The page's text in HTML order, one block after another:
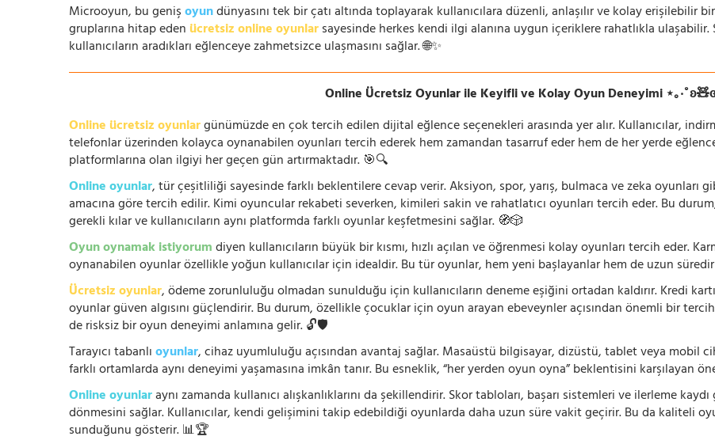
Microoyun, bu genişoyundünyasını tek bir çatı altında toplayarak kullanıcılara düzenli, anlaşılır ve kolay erişilebilir
gruplarına hitap eden ücretsiz online oyunlarsayesinde herkes kendi ilgi alanına uygun içeriklere rahatlıkla ulaşabilir.
kullanıcıların aradıkları eğlenceye zahmetsizce ulaşmasını sağlar. 🌐✨
Online Ücretsiz Oyunlar ile Keyifli ve Kolay Oyun Deneyimi ⋆｡
Online ücretsiz oyunlargünümüzde en çok tercih edilen dijital eğlence seçenekleri arasında yer alır. Kullanıcılar,
telefonlar üzerinden kolayca oynanabilen oyunları tercih ederek hem zamandan tasarruf eder hem de her yerde
platformlarına olan ilgiyi her geçen gün artırmaktadır. 🎯🔍
Online oyunlar, tür çeşitliliği sayesinde farklı beklentilere cevap verir. Aksiyon, spor, yarış, bulmaca ve zeka oyunları
amacına göre tercih edilir. Kimi oyuncular rekabeti severken, kimileri sakin ve rahatlatıcı oyunları tercih eder. Bu
gerekli kılar ve kullanıcıların aynı platformda farklı oyunlar keşfetmesini sağlar. 🧭🎲
Oyun oynamak istiyorumdiyen kullanıcıların büyük bir kısmı, hızlı açılan ve öğrenmesi kolay oyunları tercih eder.
oynanabilen oyunlar özellikle yoğun kullanıcılar için idealdir. Bu tür oyunlar, hem yeni başlayanlar hem de uzun
Ücretsiz oyunlar, ödeme zorunluluğu olmadan sunulduğu için kullanıcıların deneme eşiğini ortadan kaldırır. Kredi
oyunlar güven algısını güçlendirir. Bu durum, özellikle çocuklar için oyun arayan ebeveynler açısından önemli bir
de risksiz bir oyun deneyimi anlamına gelir. 🔓🛡️
Tarayıcı tabanlıoyunlar, cihaz uyumluluğu açısından avantaj sağlar. Masaüstü bilgisayar, dizüstü, tablet veya mobil
farklı ortamlarda aynı deneyimi yaşamasına imkân tanır. Bu esneklik, “her yerden oyun oyna” beklentisini karşılayan
Online oyunlaraynı zamanda kullanıcı alışkanlıklarını da şekillendirir. Skor tabloları, başarı sistemleri ve ilerleme
dönmesini sağlar. Kullanıcılar, kendi gelişimini takip edebildiği oyunlarda daha uzun süre vakit geçirir. Bu da kaliteli
sunduğunu gösterir. 📊🏆